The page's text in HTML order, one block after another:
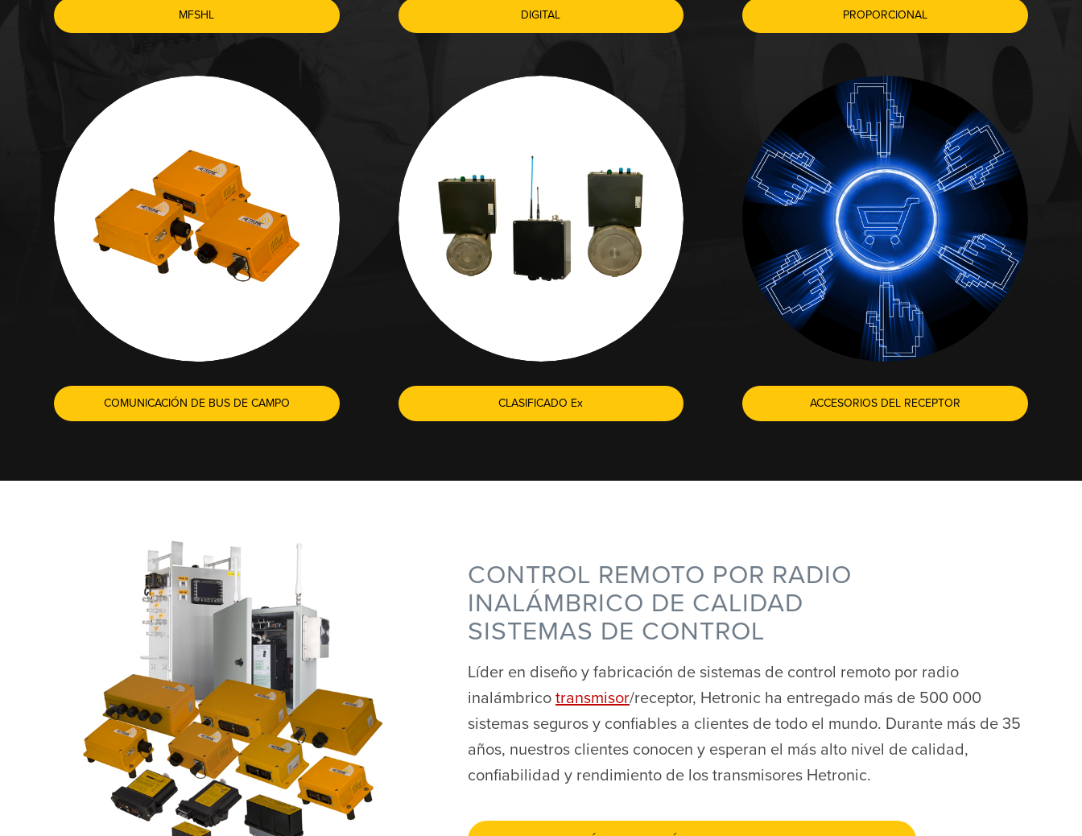
MFSHL DIGITAL PROPORCIONAL
COMUNICACIÓN DE BUS DE CAMPO CLASIFICADO Ex ACCESORIOS DEL RECEPTOR
CONTROL REMOTO POR RADIO
INALÁMBRICO DE CALIDAD
SISTEMAS DE CONTROL
Líder en diseño y fabricación de sistemas de control remoto por radio
inalámbrico transmisor/receptor, Hetronic ha entregado más de 500 000
sistemas seguros y confiables a clientes de todo el mundo. Durante más de 35
años, nuestros clientes conocen y esperan el más alto nivel de calidad,
confiabilidad y rendimiento de los transmisores Hetronic.